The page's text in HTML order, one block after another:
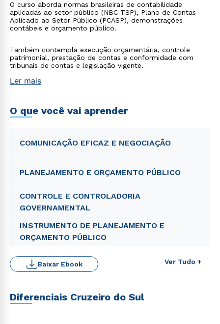
O curso aborda normas brasileiras de contabilidade
aplicadas ao setor público (NBC TSP), Plano de Contas
Aplicado ao Setor Público (PCASP), demonstrações
contábeis e orçamento público.
Também contempla execução orçamentária, controle
patrimonial, prestação de contas e conformidade com
tribunais de contas e legislação vigente.
Ler mais
O que você vai aprender
COMUNICAÇÃO EFICAZ E NEGOCIAÇÃO
PLANEJAMENTO E ORÇAMENTO PÚBLICO
CONTROLE E CONTROLADORIA
GOVERNAMENTAL
INSTRUMENTO DE PLANEJAMENTO E
ORÇAMENTO PÚBLICO
Ver Tudo +
Baixar Ebook
Diferenciais Cruzeiro do Sul